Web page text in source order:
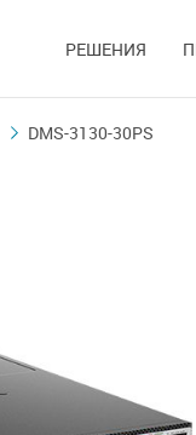
РЕШЕНИЯ
DMS-3130-30PS